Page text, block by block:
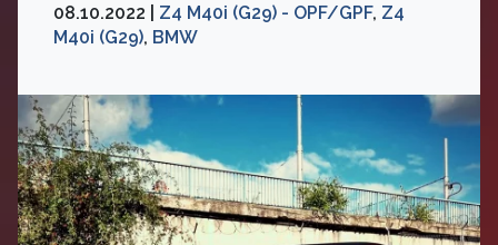
08.10.2022 | Z4 M40i (G29) - OPF/GPF, Z4
M40i (G29), BMW